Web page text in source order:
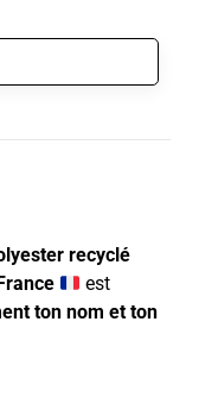
recyclé
est
ton nom et ton